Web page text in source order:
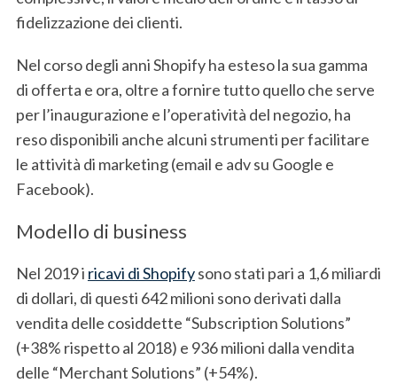
fidelizzazione dei clienti.
Nel corso degli anni Shopify ha esteso la sua gamma
di offerta e ora, oltre a fornire tutto quello che serve
per l’inaugurazione e l’operatività del negozio, ha
reso disponibili anche alcuni strumenti per facilitare
le attività di marketing (email e adv su Google e
Facebook).
Modello di business
Nel 2019 i ricavi di Shopifysono stati pari a 1,6 miliardi
di dollari, di questi 642 milioni sono derivati dalla
vendita delle cosiddette “Subscription Solutions”
(+38% rispetto al 2018) e 936 milioni dalla vendita
delle “Merchant Solutions” (+54%).